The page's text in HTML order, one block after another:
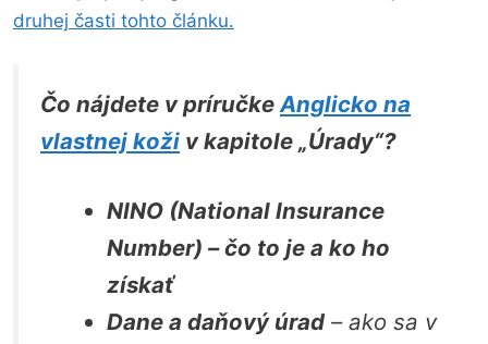
druhej časti tohto článku.
Čo nájdete v príručke Anglicko na
vlastnej koži v kapitole „Úrady“?
NINO (National Insurance
Number) – čo to je a ko ho
získať
Dane a daňový úrad – ako sa v